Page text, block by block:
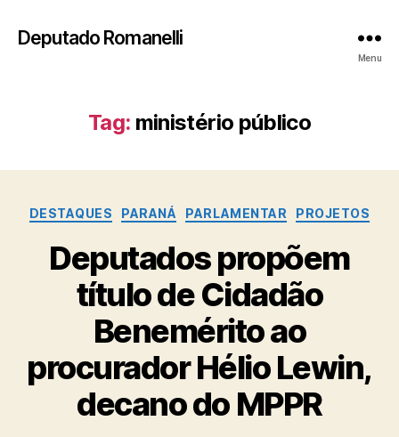
Deputado Romanelli
Menu
Tag: ministério público
Categorias
DESTAQUES PARANÁ PARLAMENTAR PROJETOS
Deputados propõem
título de Cidadão
Benemérito ao
procurador Hélio Lewin,
decano do MPPR